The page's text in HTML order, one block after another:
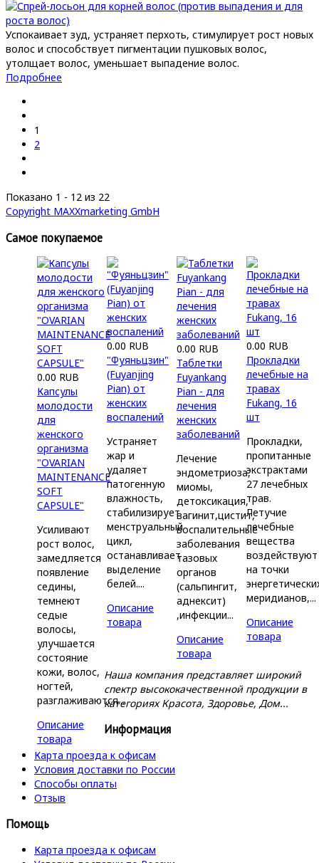
Успокаивает зуд, устраняет перхоть, стимулирует рост новых
волос и способствует пигментации пушковых волос,
утолщает волос, уменьшает выпадение волос.
Подробнее
1
2
Показано 1 - 12 из 22
Copyright MAXXmarketing GmbH
Самое покупаемое
0.00 RUB
Капсулы
молодости
для
женского
организма
"OVARIAN
MAINTENANCE
SOFT
CAPSULE"
Усиливают
рост волос,
замедляется
появление
седины,
темнеют
седые
волосы,
улучшается
состояние
кожи, волос,
ногтей,
разглаживаются...
Описание
товара
0.00 RUB
"Фуяньцзин"
(Fuyanjing
Pian) от
женских
воспалений
Устраняет
жар и
удаляет
патогенную
влажность,
стабилизирует
менструальный
цикл,
останавливает
выделение
белей....
Описание
товара
0.00 RUB
Таблетки
Fuyankang
Pian - для
лечения
женских
заболеваний
Лечение
эндометриоза,
миомы,
детоксикация,
вагинит,цистит,
воспалительные
заболевания
тазовых
органов
(сальпингит,
аднексит)
,инфекции...
Описание
товара
0.00 RUB
Прокладки
лечебные на
травах
Fukang, 16
шт
Прокладки,
пропитанные
экстрактами
27 лечебных
трав.
Летучие
лечебные
вещества
воздействуют
на точки
меридианов,...
Описание
товара
Наша компания представляет широкий
спектр высококачественной продукции в
категориях Красота, Здоровье, Дом...
Информация
Карта проезда к офисам
Условия доставки по России
Способы оплаты
Отзыв
Помощь
Карта проезда к офисам